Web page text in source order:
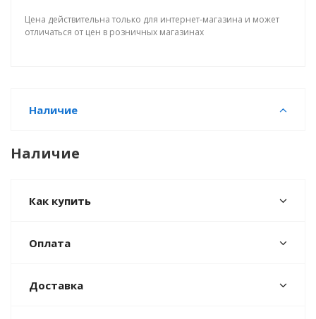
Цена действительна только для интернет-магазина и может
отличаться от цен в розничных магазинах
Наличие
Наличие
Как купить
Оплата
Доставка